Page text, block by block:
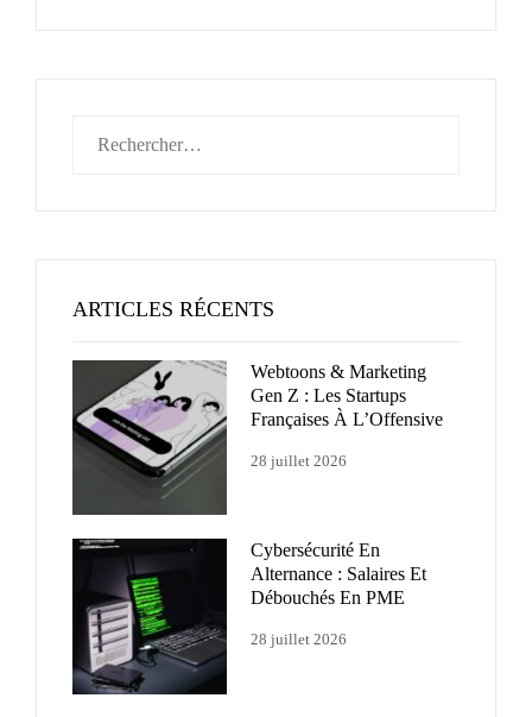
ARTICLES RÉCENTS
Webtoons & Marketing
Gen Z : Les Startups
Françaises À L’Offensive
28 juillet 2026
Cybersécurité En
Alternance : Salaires Et
Débouchés En PME
28 juillet 2026